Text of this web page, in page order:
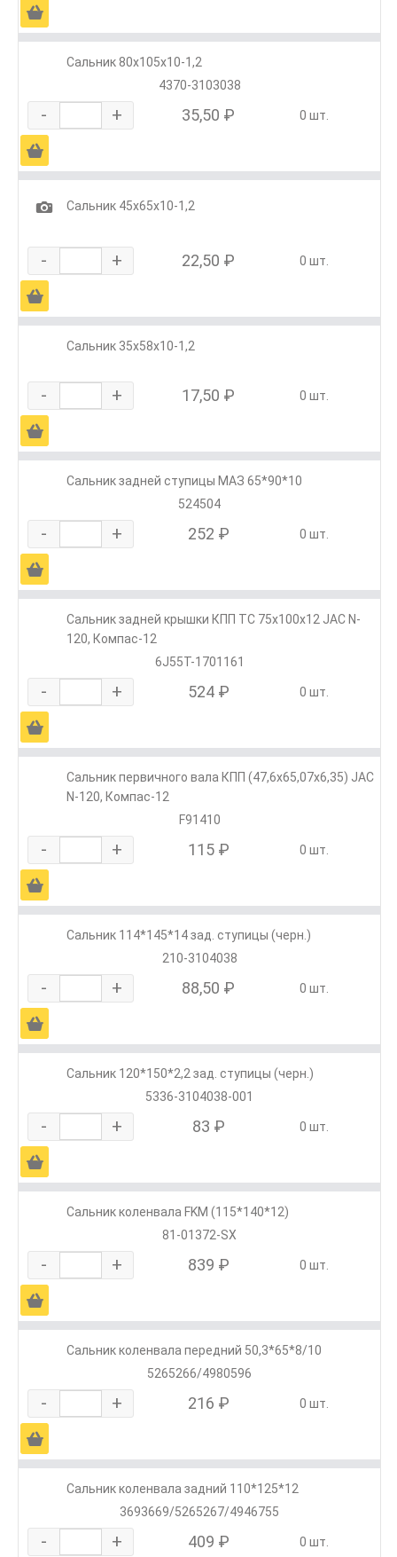
Ä
Сальник 80х105х10-1,2
4370-3103038
- + 35,50 ₽ 0 шт.
Ä
1 Сальник 45х65х10-1,2
- + 22,50 ₽ 0 шт.
Ä
Сальник 35х58х10-1,2
- + 17,50 ₽ 0 шт.
Ä
Сальник задней ступицы МАЗ 65*90*10
524504
- + 252 ₽ 0 шт.
Ä
Сальник задней крышки КПП ТС 75х100х12 JAC N-
120, Компас-12
6J55T-1701161
- + 524 ₽ 0 шт.
Ä
Сальник первичного вала КПП (47,6х65,07х6,35) JAC
N-120, Компас-12
F91410
- + 115 ₽ 0 шт.
Ä
Сальник 114*145*14 зад. ступицы (черн.)
210-3104038
- + 88,50 ₽ 0 шт.
Ä
Сальник 120*150*2,2 зад. ступицы (черн.)
5336-3104038-001
- + 83 ₽ 0 шт.
Ä
Сальник коленвала FKM (115*140*12)
81-01372-SX
- + 839 ₽ 0 шт.
Ä
Сальник коленвала передний 50,3*65*8/10
5265266/4980596
- + 216 ₽ 0 шт.
Ä
Сальник коленвала задний 110*125*12
3693669/5265267/4946755
- + 409 ₽ 0 шт.